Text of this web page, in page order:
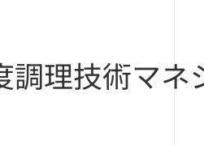
調理技術マ